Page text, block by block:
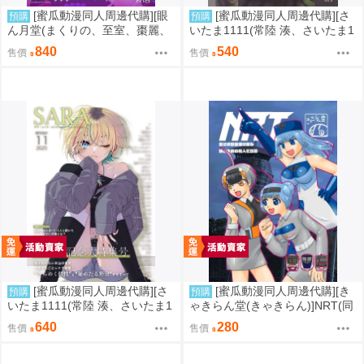
預購 [蜜瓜動漫同人周邊代購][眼
ん月堂(まくりの、至室、棗麗、
他)]不知火カヤ性癖合同(蔚藍檔
案)(同人誌)
售價 840
預購 [蜜瓜動漫同人周邊代購][さ
いたま1111(常陸 湊、さいたま1
111/他)]SARA ~サラ・レトラ・
オリヴェイラ・ウタガワ合同誌~
售價 540
預購 [蜜瓜動漫同人周邊代購][さ
いたま1111(常陸 湊、さいたま1
111/他)]SARA~サラ・レトラ・
オリヴェイラ・ウタガワ合同誌2
售價 640
預購 [蜜瓜動漫同人周邊代購][き
ゃきらん堂(きゃきらん)]NRT(同
售價 280